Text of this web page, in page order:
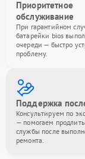
Приоритетное
обслуживание
При гарантийном
батарейки bios
очереди — быстро
проблему.
Поддержка
Консультируем по
— помогаем продлить
службы после
ремонта.